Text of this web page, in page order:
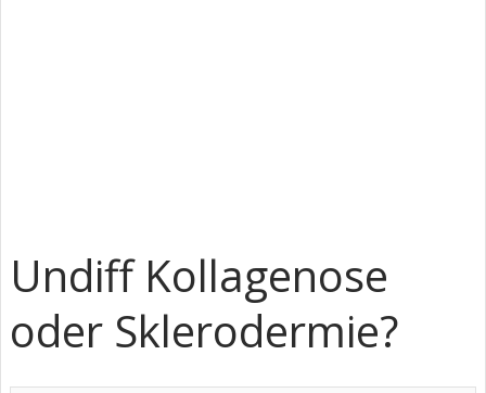
Undiff Kollagenose
oder Sklerodermie?